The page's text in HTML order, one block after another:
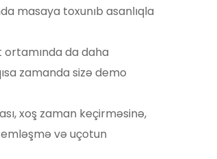
masaya toxunıb asanlıqla
ortamında da daha
zamanda sizə demo
xoş zaman keçirməsinə,
və uçotun